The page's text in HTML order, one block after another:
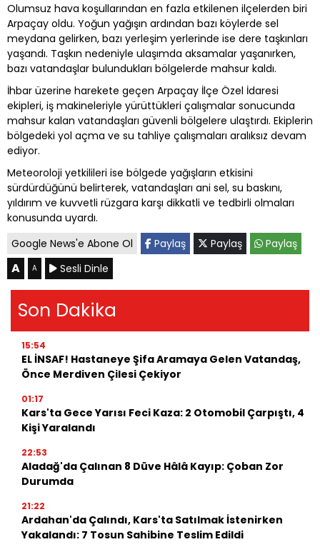
Olumsuz hava koşullarından en fazla etkilenen ilçelerden biri
Arpaçay oldu. Yoğun yağışın ardından bazı köylerde sel
meydana gelirken, bazı yerleşim yerlerinde ise dere taşkınları
yaşandı. Taşkın nedeniyle ulaşımda aksamalar yaşanırken,
bazı vatandaşlar bulundukları bölgelerde mahsur kaldı.
İhbar üzerine harekete geçen Arpaçay İlçe Özel İdaresi
ekipleri, iş makineleriyle yürüttükleri çalışmalar sonucunda
mahsur kalan vatandaşları güvenli bölgelere ulaştırdı. Ekiplerin
bölgedeki yol açma ve su tahliye çalışmaları aralıksız devam
ediyor.
Meteoroloji yetkilileri ise bölgede yağışların etkisini
sürdürdüğünü belirterek, vatandaşları ani sel, su baskını,
yıldırım ve kuvvetli rüzgara karşı dikkatli ve tedbirli olmaları
konusunda uyardı.
Google News'e Abone Ol
Paylaş Paylaş Paylaş
A A Sesli Dinle
Son Dakika
15:54
EL İNSAF! Hastaneye Şifa Aramaya Gelen Vatandaş,
Önce Merdiven Çilesi Çekiyor
01:17
Kars'ta Gece Yarısı Feci Kaza: 2 Otomobil Çarpıştı, 4
Kişi Yaralandı
22:53
Aladağ'da Çalınan 8 Düve Hâlâ Kayıp: Çoban Zor
Durumda
21:22
Ardahan'da Çalındı, Kars'ta Satılmak İstenirken
Yakalandı: 7 Tosun Sahibine Teslim Edildi